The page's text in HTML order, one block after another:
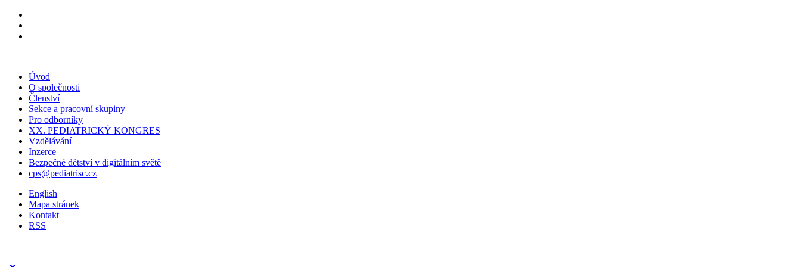
Úvod
O společnosti
Členství
Sekce a pracovní skupiny
Pro odborníky
XX. PEDIATRICKÝ KONGRES
Vzdělávání
Inzerce
Bezpečné dětství v digitálním světě
cps@pediatrisc.cz
English
Mapa stránek
Kontakt
RSS